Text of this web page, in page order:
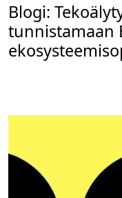
Blogi:
tunnistamaan